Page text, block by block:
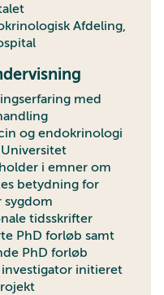
Afdeling,
med
og endokrinologi
i emner om
betydning for
sygdom
tidsskrifter
PhD forløb samt
PhD forløb
initieret